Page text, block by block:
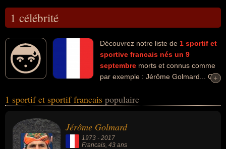
1 célébrité
Découvrez notre liste de 1 sportif et
sportive francais nés un 9
septembre morts et connus comme
par exemple : Jérôme Golmard... Ces
sport, du sport de raquette ou du tennis. Ces célébrités peuvent
+
+
1 sportif et sportif francais populaire
Jérôme Golmard
1973 - 2017
Francais, 43 ans